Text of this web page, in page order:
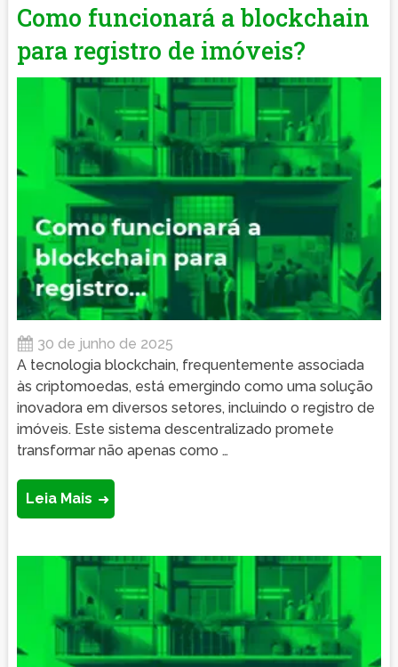
Como funcionará a blockchain
para registro de imóveis?
30 de junho de 2025
A tecnologia blockchain, frequentemente associada
às criptomoedas, está emergindo como uma solução
inovadora em diversos setores, incluindo o registro de
imóveis. Este sistema descentralizado promete
transformar não apenas como …
Leia Mais